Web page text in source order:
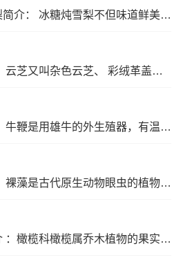
冰糖炖雪梨简介： 冰糖炖雪梨不但味道鲜美，外形美观，还是一道非常有用的食疗药膳，它对一些症状起到的功效与作用也十分显着。 冰糖炖雪梨 的药性： 味甘，性平。 冰糖炖雪梨 的功效与作用： 清热化痰、止咳、滋阴润肺、生津养胃、温中止呃。 冰糖炖雪梨 适应症： 适用于慢性气管炎、百日咳、慢性咽炎、胃阴不足、脾虚失和而见呃逆患者等。… [详细]
云芝简介： 云芝又叫杂色云芝、 彩绒革盖菌、杂色云芝，云芝是最具药用价值的真菌之一。 云芝的药性： 味甘、淡，微寒。 云芝的功效与作用： 具有健脾利湿、止咳平喘、清热解毒、抗肿瘤的功效。 云芝适应症： 适用于慢性活动性肝炎、肝硬化、慢性支气管炎、小儿痉挛性支气管炎、咽喉肿痛、多种肿瘤、类风湿性关节炎、白血病等。… [详细]
牛鞭简介 ：牛鞭是用雄牛的外生殖器，有温补肾阳的功效。 牛鞭的性味 ：温。 牛鞭的功效与作用 ：温补肾阳。 牛鞭适应症 ：主治肾虚阳萎、遗精、腰膝酸软。
裸藻简介： 裸藻是古代原生动物眼虫的植物学名称，又称绿虫藻，同时具有动物与植物两种特性。 裸藻的药性： 味甘，性寒。 裸藻的功效与作用： 调整肠胃、保护肝脏、净化血液，对过敏性皮炎亦有缓和作用。 裸藻适应症： 用于便秘、宿便、癌症、艾滋病等及防治过敏症状。… [详细]
橄榄果简介 ：橄榄科橄榄属乔木植物的果实卵圆形至纺锤形，成熟时黄绿色，外果皮厚，核硬，两端尖，核面粗化。花期4-5月，果10-12月成熟。 橄榄果的性味 ：甘;酸;涩;性平。 橄榄果的功效与作用 ：清肺利咽;生津止渴;解毒。 橄榄果适应症 ：主咳嗽痰血;咽喉肿痛;暑热烦渴;醉酒;鱼蟹中毒。